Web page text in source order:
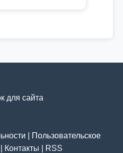
для сайта
Пользовательское
Контакты RSS